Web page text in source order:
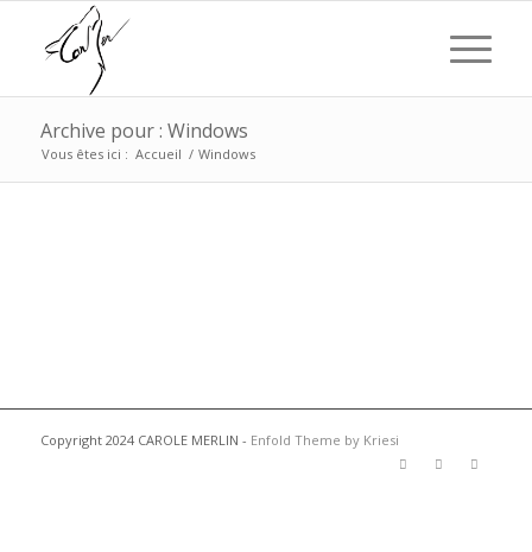
Archive pour : Windows
Vous êtes ici : Accueil / Windows
Copyright 2024 CAROLE MERLIN - Enfold Theme by Kriesi